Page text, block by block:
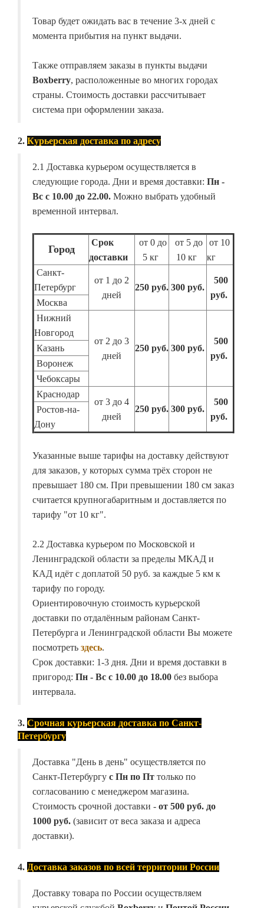
Товар будет ожидать вас в течение 3-х дней с
момента прибытия на пункт выдачи.
Также отправляем заказы в пункты выдачи
Boxberry, расположенные во многих городах
страны. Стоимость доставки рассчитывает
система при оформлении заказа.
2. Курьерская доставка по адресу
2.1 Доставка курьером осуществляется в
следующие города. Дни и время доставки: Пн -
Вс с 10.00 до 22.00. Можно выбрать удобный
временной интервал.
Город
Срок
доставки
от 0 до
5 кг
от 5 до
10 кг
от 10
кг
Санкт-
Петербург
от 1 до 2
дней
250 руб. 300 руб.
500
руб.
Москва
Нижний
Новгород
от 2 до 3
дней
250 руб. 300 руб.
500
руб.
Казань
Воронеж
Чебоксары
Краснодар
от 3 до 4
дней
250 руб. 300 руб.
500
руб.
Ростов-на-
Дону
Указанные выше тарифы на доставку действуют
для заказов, у которых сумма трёх сторон не
превышает 180 см. При превышении 180 см заказ
считается крупногабаритным и доставляется по
тарифу "от 10 кг".
2.2 Доставка курьером по Московской и
Ленинградской области за пределы МКАД и
КАД идёт с доплатой 50 руб. за каждые 5 км к
тарифу по городу.
Ориентировочную стоимость курьерской
доставки по отдалённым районам Санкт-
Петербурга и Ленинградской области Вы можете
посмотреть здесь.
Срок доставки: 1-3 дня. Дни и время доставки в
пригород: Пн - Вс с 10.00 до 18.00 без выбора
интервала.
3. Срочная курьерская доставка по Санкт-
Петербургу
Доставка "День в день" осуществляется по
Санкт-Петербургу с Пн по Пт только по
согласованию с менеджером магазина.
Стоимость срочной доставки - от 500 руб. до
1000 руб. (зависит от веса заказа и адреса
доставки).
4. Доставка заказов по всей территории России
Доставку товара по России осуществляем